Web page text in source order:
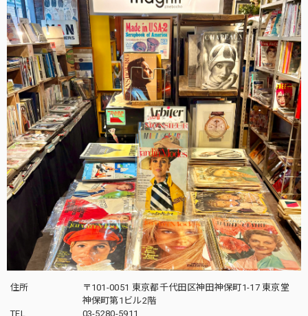
住所
〒101-0051 東京都千代田区神田神保町1-17 東京堂
神保町第1ビル2階
TEL
03-5280-5911